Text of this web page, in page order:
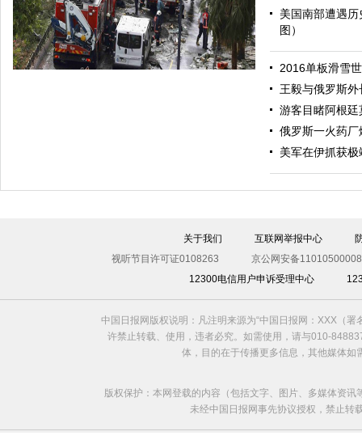
哈里与梅根亮相都柏林街头接受民众欢迎
美国南部遭遇
图）
2016单板滑雪
王毅与俄罗斯
游客目睹阿根
俄罗斯一火药
美军在伊抓获极
关于我们 互联网举报中心
视听节目许可证0108263
京公网安备
12300电信用户申诉受理中心
中国日报网版权说明：凡注明来源为“中国日报网：XXX（
许禁止转载、使用，违者必究。如需使用，请与010-
体，目的在于传播更多信息，其他媒体
版权保护：本网登载的内容（包括文字、图片、多媒体资
未经中国日报网事先协议授权，禁止转